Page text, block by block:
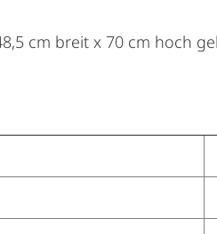
cm breit x 70 cm hoch